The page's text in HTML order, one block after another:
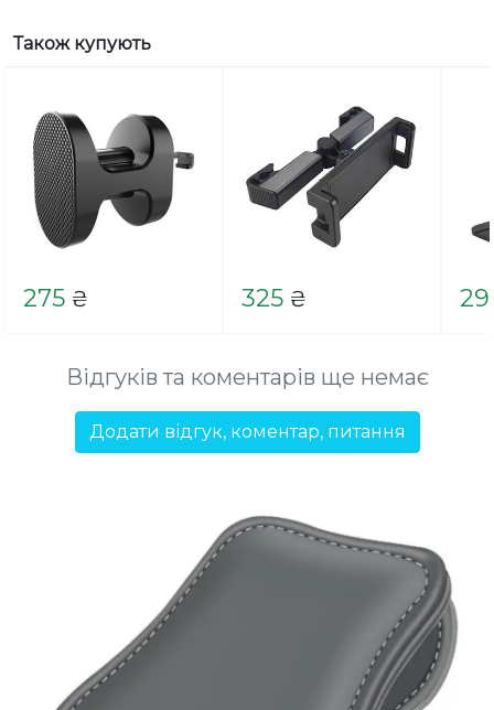
Також купують
275 ₴ 325 ₴
Відгуків та коментарів ще немає
Додати відгук, коментар, питання